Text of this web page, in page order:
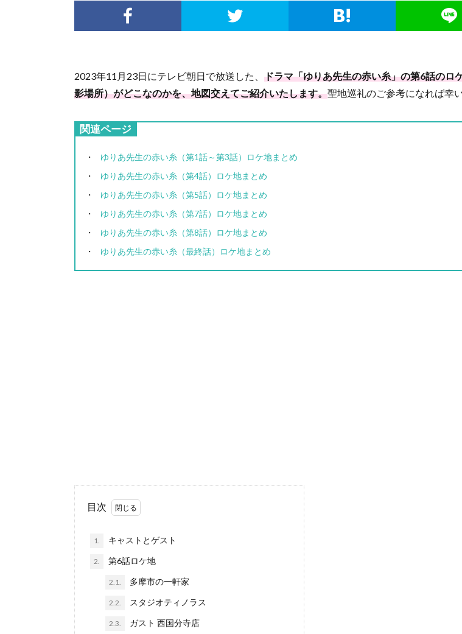
2023年11月23日にテレビ朝日で放送した、 ドラマ「ゆりあ先生の赤い糸」の第6話のロ
影場所）がどこなのかを、地図交えてご紹介いたします。聖地巡礼のご参考になれば幸い
関連ページ
ゆりあ先生の赤い糸（第1話～第3話）ロケ地まとめ
ゆりあ先生の赤い糸（第4話）ロケ地まとめ
ゆりあ先生の赤い糸（第5話）ロケ地まとめ
ゆりあ先生の赤い糸（第7話）ロケ地まとめ
ゆりあ先生の赤い糸（第8話）ロケ地まとめ
ゆりあ先生の赤い糸（最終話）ロケ地まとめ
目次
1. キャストとゲスト
2. 第6話ロケ地
2.1. 多摩市の一軒家
2.2. スタジオティノラス
2.3. ガスト 西国分寺店